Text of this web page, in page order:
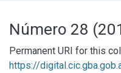
Aportar material
Statistics
Número 28
Permanent URI for this
https://